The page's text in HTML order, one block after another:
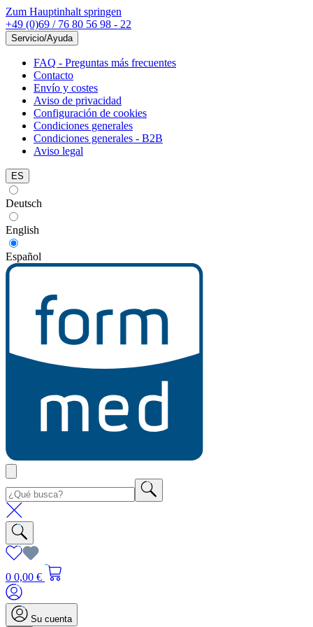
Zum Hauptinhalt springen
+49 (0)69 / 76 80 56 98 - 22
Servicio/Ayuda
FAQ - Preguntas más frecuentes
Contacto
Envío y costes
Aviso de privacidad
Configuración de cookies
Condiciones generales
Condiciones generales - B2B
Aviso legal
ES
Deutsch
English
Español
0 0,00 €
Su cuenta